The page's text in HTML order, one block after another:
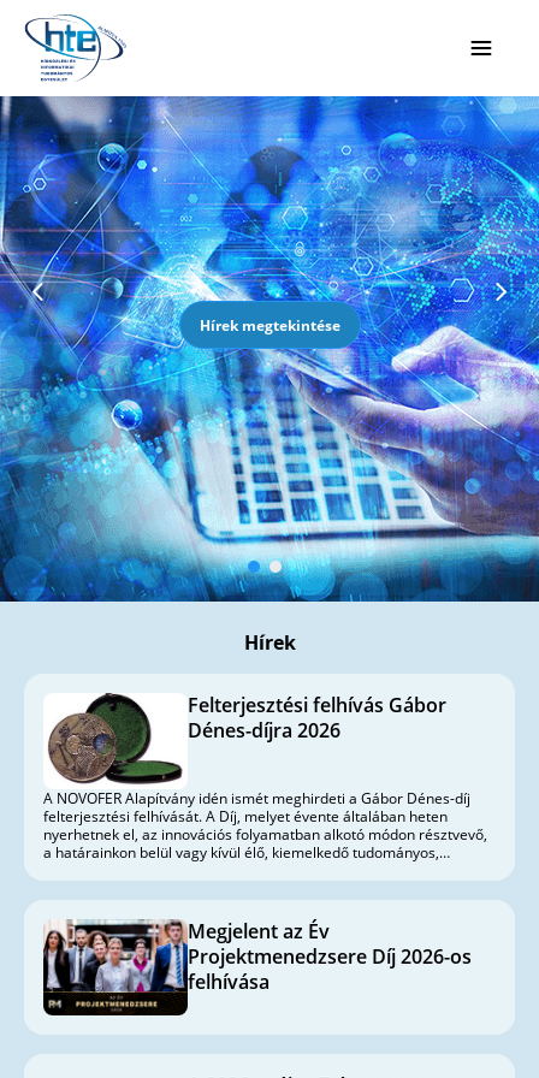
Ugrás a fő tartalomhoz
Hírek megtekintése
Hírek
Felterjesztési felhívás Gábor
Dénes-díjra 2026
A NOVOFER Alapítvány idén ismét meghirdeti a Gábor Dénes-díj
felterjesztési felhívását. A Díj, melyet évente általában heten
nyerhetnek el, az innovációs folyamatban alkotó módon résztvevő,
a határainkon belül vagy kívül élő, kiemelkedő tudományos,
Megjelent az Év
Projektmenedzsere Díj 2026-os
felhívása